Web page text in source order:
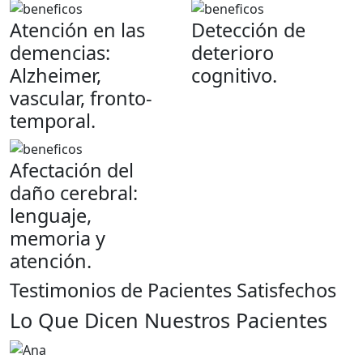
Atención en las
demencias:
Alzheimer,
vascular, fronto-
temporal.
Detección de
deterioro
cognitivo.
Afectación del
daño cerebral:
lenguaje,
memoria y
atención.
Testimonios de Pacientes Satisfechos
Lo Que Dicen Nuestros Pacientes